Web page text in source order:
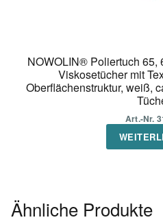
NOWOLIN® Poliertuch 65,
Viskosetücher mit
Oberflächenstruktur, weiß,
Art.-Nr.
Ähnliche Produkte